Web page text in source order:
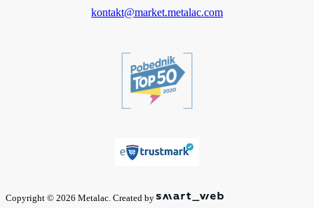
kontakt@market.metalac.com
Copyright © 2026 Metalac. Created by